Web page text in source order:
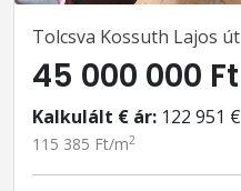
Tolcsva Kossuth Lajos út
45 000 000 Ft
Kalkulált € ár: 122 951 €
115 385 Ft/m2